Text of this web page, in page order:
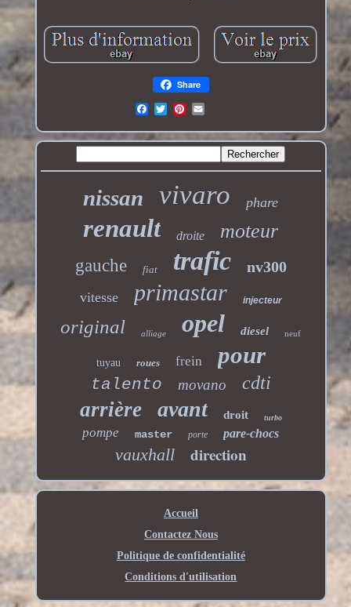
Share
nissan vivaro phare
renault droite moteur
gauche fiat trafic nv300
vitesse primastar injecteur
original alliage opel diesel neuf
tuyau roues frein pour
talento movano cdti
arrière avant droit turbo
pompe master porte pare-chocs
vauxhall direction
Accueil
Contactez Nous
Politique de confidentialité
Conditions d'utilisation